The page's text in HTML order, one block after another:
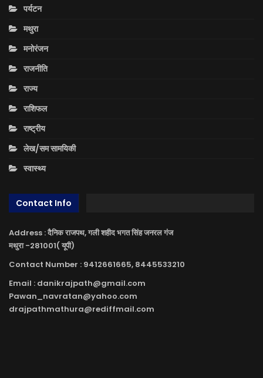
पर्यटन
मथुरा
मनोरंजन
राजनीति
राज्य
राशिफल
राष्ट्रीय
लेख/सम सामयिकी
स्वास्थ्य
Contact Info
Address : दैनिक राजपथ, गली शहीद भगत सिंह जनरल गंज
मथुरा -281001( यूपी)
Contact Number : 9412661665, 8445533210
Email : danikrajpath@gmail.com
Pawan_navratan@yahoo.com
drajpathmathura@rediffmail.com